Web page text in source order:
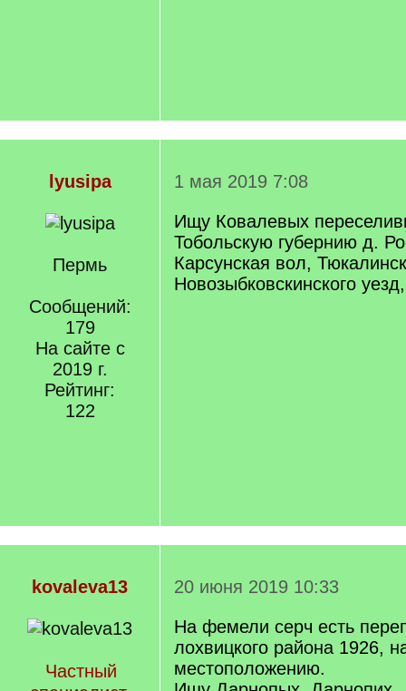
lyusipa
Пермь
Сообщений:
179
На сайте с
2019 г.
Рейтинг:
122
1 мая 2019 7:08
Ищу Ковалевых
Тобольскую губернию д.
Карсунская вол,
Новозыбковскинского
kovaleva13
Частный
20 июня 2019 10:33
На фемели серч есть
лохвицкого района 1926,
местоположению.